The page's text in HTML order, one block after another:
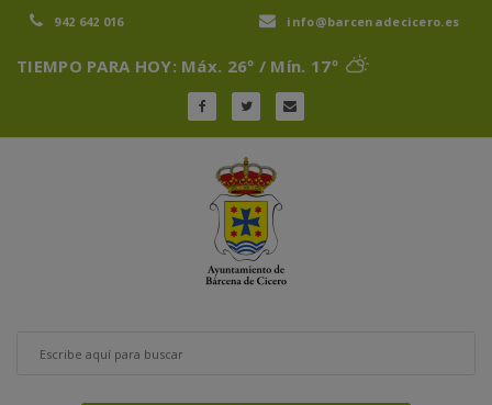
942 642 016 info@barcenadecicero.es
TIEMPO PARA HOY: Máx. 26º / Mín. 17º